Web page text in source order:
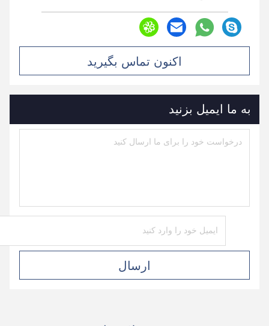
اکنون تماس بگیرید
به ما ایمیل بزنید
ارسال